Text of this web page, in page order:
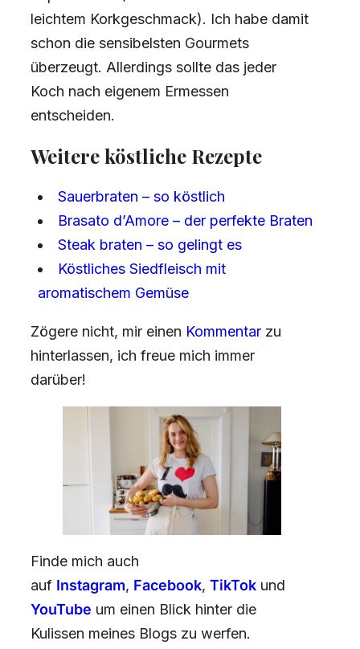
leichtem Korkgeschmack). Ich habe damit
schon die sensibelsten Gourmets
überzeugt. Allerdings sollte das jeder
Koch nach eigenem Ermessen
entscheiden.
Weitere köstliche Rezepte
Sauerbraten – so köstlich
Brasato d’Amore – der perfekte Braten
Steak braten – so gelingt es
Köstliches Siedfleisch mit
aromatischem Gemüse
Zögere nicht, mir einen Kommentar zu
hinterlassen, ich freue mich immer
darüber!
Finde mich auch
auf Instagram, Facebook, TikTok und
YouTube um einen Blick hinter die
Kulissen meines Blogs zu werfen.